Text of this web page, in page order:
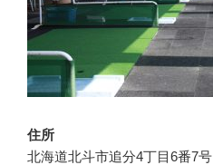
住所
北海道北斗市追分4丁目6番7号